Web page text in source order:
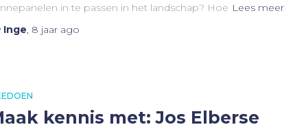
in te passen in het landschap? Hoe Lees meer
Inge, 8 jaarago
kennis met: Jos Elberse